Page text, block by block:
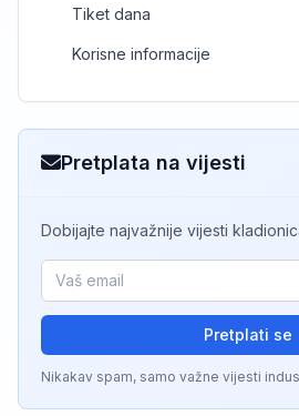
Tiket dana
Korisne informacije
Pretplata na vijesti
Dobijajte najvažnije vijesti
Pretplati se
Nikakav spam, samo važne vijesti